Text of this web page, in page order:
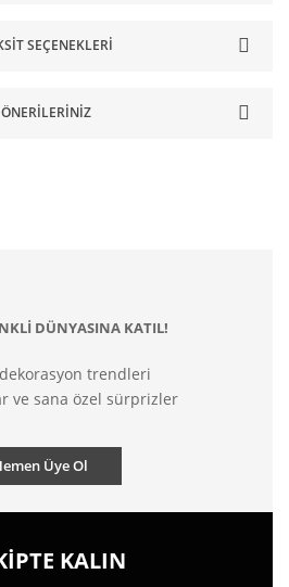
SEÇENEKLERI
ÖNERILERINIZ
DÜNYASINA KATIL!
trendleri
ve sana özel sürprizler
Üye Ol
KALIN